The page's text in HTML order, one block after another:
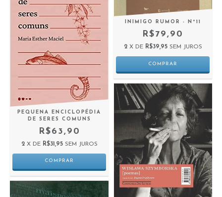
PEQUENA ENCICLOPÉDIA
DE SERES COMUNS
R$63,90
2 X DE R$31,95 SEM JUROS
INIMIGO RUMOR - Nº11
R$79,90
2 X DE R$39,95 SEM JUROS